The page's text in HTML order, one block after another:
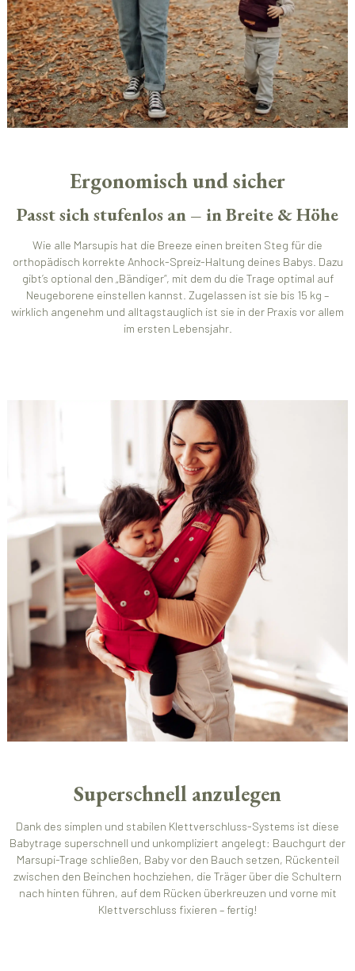
Ergonomisch und sicher
Passt sich stufenlos an – in Breite & Höhe
Wie alle Marsupis hat die Breeze einen breiten Steg für die
orthopädisch korrekte Anhock-Spreiz-Haltung deines Babys. Dazu
gibt’s optional den „Bändiger“, mit dem du die Trage optimal auf
Neugeborene einstellen kannst. Zugelassen ist sie bis 15 kg –
wirklich angenehm und alltagstauglich ist sie in der Praxis vor allem
im ersten Lebensjahr.
Superschnell anzulegen
Dank des simplen und stabilen Klettverschluss-Systems ist diese
Babytrage superschnell und unkompliziert angelegt: Bauchgurt der
Marsupi-Trage schließen, Baby vor den Bauch setzen, Rückenteil
zwischen den Beinchen hochziehen, die Träger über die Schultern
nach hinten führen, auf dem Rücken überkreuzen und vorne mit
Klettverschluss fixieren – fertig!